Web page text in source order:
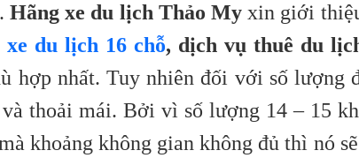
Hãng xe du lịch Thảo Myxin giới
du lịch 16 chỗ, dịch vụ thuê du
hợp nhất. Tuy nhiên đối với số lượng
thoải mái. Bởi vì số lượng 14 – 15
khoảng không gian không đủ thì nó